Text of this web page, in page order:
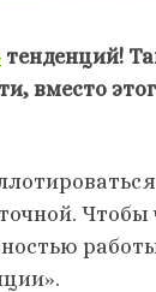
тенденций!
вместо
Чтобы